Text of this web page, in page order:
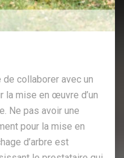
de collaborer avec un
mise en œuvre d’un
Ne pas avoir une
pour la mise en
d’arbre est